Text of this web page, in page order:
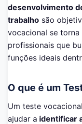
desenvolvimento
trabalho são
vocacional se torna
profissionais que
funções ideais
O que é um
Um teste
ajudar a identificar